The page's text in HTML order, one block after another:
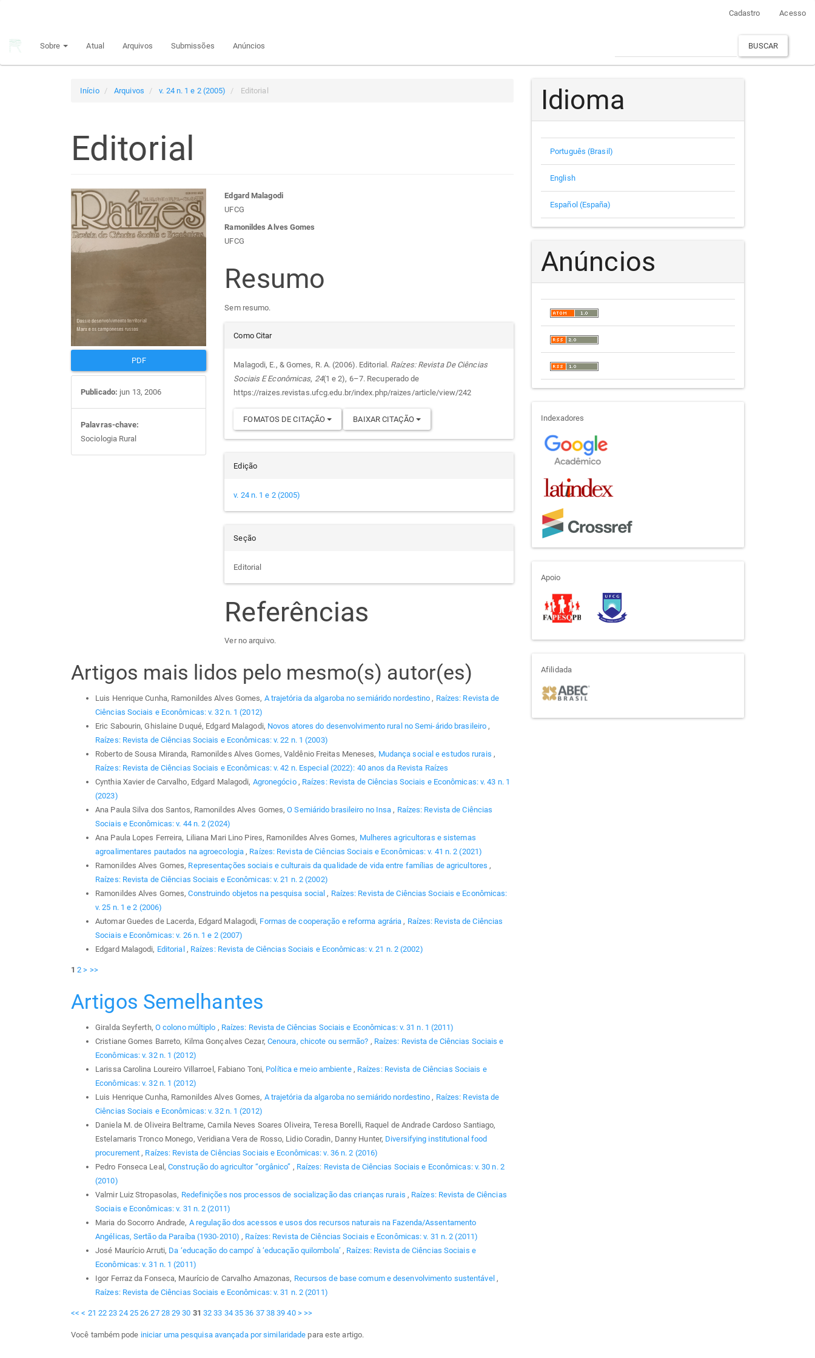
principal
Cadastro Acesso
Sobre Atual Arquivos Submissões Anúncios BUSCAR
Início Arquivos v. 24 n. 1 e 2 (2005) Editorial
Editorial
Barra
lateral
de
PDF
Publicado: jun 13, 2006
Palavras-chave:
Sociologia Rural
Conteúdo
do
artigo
principal
Edgard Malagodi
UFCG
Ramonildes Alves Gomes
UFCG
Resumo
Sem resumo.
Detalhes
do
artigo
Como Citar
Malagodi, E., & Gomes, R. A. (2006). Editorial. Raízes: Revista De Ciências
Sociais E Econômicas, 24(1 e 2), 6–7. Recuperado de
https://raizes.revistas.ufcg.edu.br/index.php/raizes/article/view/242
FOMATOS DE CITAÇÃO BAIXAR CITAÇÃO
Edição
v. 24 n. 1 e 2 (2005)
Seção
Editorial
Referências
Ver no arquivo.
Artigos mais lidos pelo mesmo(s) autor(es)
Luis Henrique Cunha, Ramonildes Alves Gomes, A trajetória da algaroba no semiárido nordestino , Raízes: Revista de
Ciências Sociais e Econômicas: v. 32 n. 1 (2012)
Eric Sabourin, Ghislaine Duqué, Edgard Malagodi, Novos atores do desenvolvimento rural no Semi-árido brasileiro ,
Raízes: Revista de Ciências Sociais e Econômicas: v. 22 n. 1 (2003)
Roberto de Sousa Miranda, Ramonildes Alves Gomes, Valdênio Freitas Meneses, Mudança social e estudos rurais ,
Raízes: Revista de Ciências Sociais e Econômicas: v. 42 n. Especial (2022): 40 anos da Revista Raízes
Cynthia Xavier de Carvalho, Edgard Malagodi, Agronegócio , Raízes: Revista de Ciências Sociais e Econômicas: v. 43 n. 1
(2023)
Ana Paula Silva dos Santos, Ramonildes Alves Gomes,O Semiárido brasileiro no Insa , Raízes: Revista de Ciências
Sociais e Econômicas: v. 44 n. 2 (2024)
Ana Paula Lopes Ferreira, Liliana Mari Lino Pires, Ramonildes Alves Gomes, Mulheres agricultoras e sistemas
agroalimentares pautados na agroecologia , Raízes: Revista de Ciências Sociais e Econômicas: v. 41 n. 2 (2021)
Ramonildes Alves Gomes, Representações sociais e culturais da qualidade de vida entre famílias de agricultores ,
Raízes: Revista de Ciências Sociais e Econômicas: v. 21 n. 2 (2002)
Ramonildes Alves Gomes,Construindo objetos na pesquisa social , Raízes: Revista de Ciências Sociais e Econômicas:
v. 25 n. 1 e 2 (2006)
Automar Guedes de Lacerda, Edgard Malagodi, Formas de cooperação e reforma agrária , Raízes: Revista de Ciências
Sociais e Econômicas: v. 26 n. 1 e 2 (2007)
Edgard Malagodi, Editorial , Raízes: Revista de Ciências Sociais e Econômicas: v. 21 n. 2 (2002)
1 2 > >>
Artigos Semelhantes
Giralda Seyferth, O colono múltiplo , Raízes: Revista de Ciências Sociais e Econômicas: v. 31 n. 1 (2011)
Cristiane Gomes Barreto, Kilma Gonçalves Cezar, Cenoura, chicote ou sermão? , Raízes: Revista de Ciências Sociais e
Econômicas: v. 32 n. 1 (2012)
Larissa Carolina Loureiro Villarroel, Fabiano Toni, Política e meio ambiente , Raízes: Revista de Ciências Sociais e
Econômicas: v. 32 n. 1 (2012)
Luis Henrique Cunha, Ramonildes Alves Gomes, A trajetória da algaroba no semiárido nordestino , Raízes: Revista de
Ciências Sociais e Econômicas: v. 32 n. 1 (2012)
Daniela M. de Oliveira Beltrame, Camila Neves Soares Oliveira, Teresa Borelli, Raquel de Andrade Cardoso Santiago,
Estelamaris Tronco Monego, Veridiana Vera de Rosso, Lidio Coradin, Danny Hunter, Diversifying institutional food
procurement , Raízes: Revista de Ciências Sociais e Econômicas: v. 36 n. 2 (2016)
Pedro Fonseca Leal, Construção do agricultor “orgânico” , Raízes: Revista de Ciências Sociais e Econômicas: v. 30 n. 2
(2010)
Valmir Luiz Stropasolas, Redefinições nos processos de socialização das crianças rurais , Raízes: Revista de Ciências
Sociais e Econômicas: v. 31 n. 2 (2011)
Maria do Socorro Andrade, A regulação dos acessos e usos dos recursos naturais na Fazenda/Assentamento
Angélicas, Sertão da Paraíba (1930-2010) , Raízes: Revista de Ciências Sociais e Econômicas: v. 31 n. 2 (2011)
José Maurício Arruti, Da ‘educação do campo’ à ‘educação quilombola’ , Raízes: Revista de Ciências Sociais e
Econômicas: v. 31 n. 1 (2011)
Igor Ferraz da Fonseca, Maurício de Carvalho Amazonas, Recursos de base comum e desenvolvimento sustentável ,
Raízes: Revista de Ciências Sociais e Econômicas: v. 31 n. 2 (2011)
<< < 21 22 23 24 25 26 27 28 29 30 31 32 33 34 35 36 37 38 39 40 > >>
Você também pode iniciar uma pesquisa avançada por similaridade para este artigo.
Idioma
Português (Brasil)
English
Español (España)
Anúncios
indexadores
Indexadores
apoio
Apoio
afiliada
Afilidada